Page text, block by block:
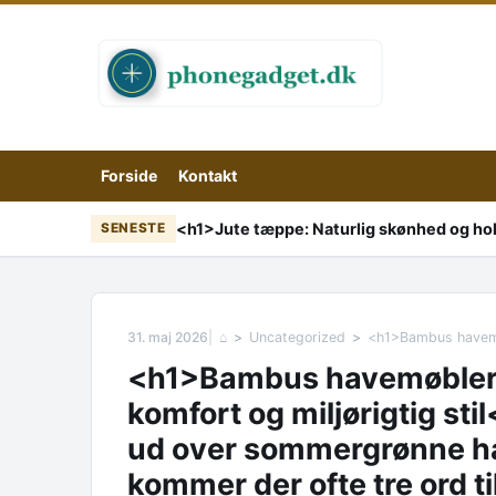
Forside Kontakt
SENESTE <h1>Jute tæppe: Naturlig skønhed og
31. maj 2026 ⌂ Uncategorized
<h1>Bambus
komfort og miljørigtig
ud over sommergrønne
kommer der ofte tre ord